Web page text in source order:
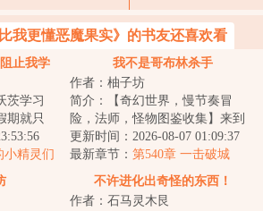
我更懂恶魔果实》的书友还喜欢看
止我学
茨学习
期就只
一本
小精灵们
我不是哥布林杀手
作者：柚子坊
简介：【奇幻世界，慢节奏冒
险，法师，怪物图鉴收集】来到
奇幻异世界，得到一本击杀收集
怪物，数量越多就...
更新时间：2026-08-07 01:09:37
最新章节： 第540章 一击破城
不许进化出奇怪的东西！
作者：石马灵木艮